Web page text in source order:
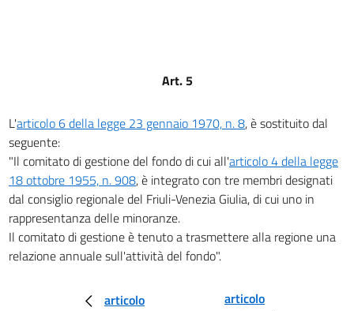
Art. 5
L'articolo 6 della legge 23 gennaio 1970, n. 8, è sostituito dal
seguente:
"Il comitato di gestione del fondo di cui all'articolo 4 della legge
18 ottobre 1955, n. 908, è integrato con tre membri designati
dal consiglio regionale del Friuli-Venezia Giulia, di cui uno in
rappresentanza delle minoranze.
Il comitato di gestione è tenuto a trasmettere alla regione una
relazione annuale sull'attività del fondo".
articolo
articolo